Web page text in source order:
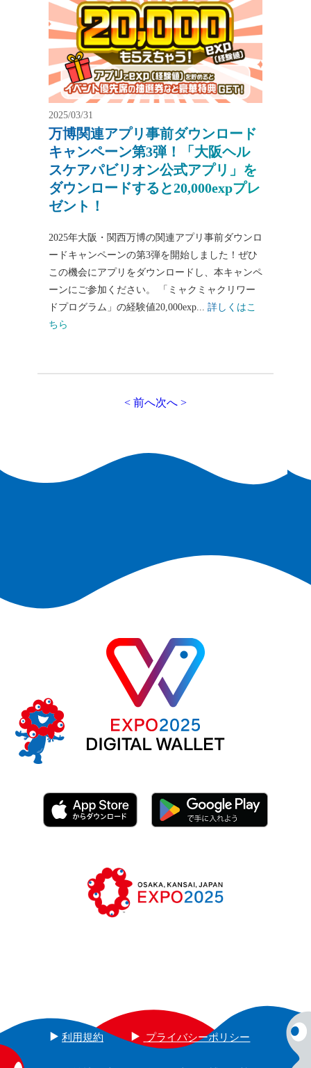
2025/03/31
万博関連アプリ事前ダウンロード
キャンペーン第3弾！「大阪ヘル
スケアパビリオン公式アプリ」を
ダウンロードすると20,000expプレ
ゼント！
2025年大阪・関西万博の関連アプリ事前ダウンロ
ードキャンペーンの第3弾を開始しました！ぜひ
この機会にアプリをダウンロードし、本キャンペ
ーンにご参加ください。 「ミャクミャクリワー
ドプログラム」の経験値20,000exp... 詳しくはこ
ちら
投
ペ
< 前へ次へ >
利用規約 プライバシーポリシー